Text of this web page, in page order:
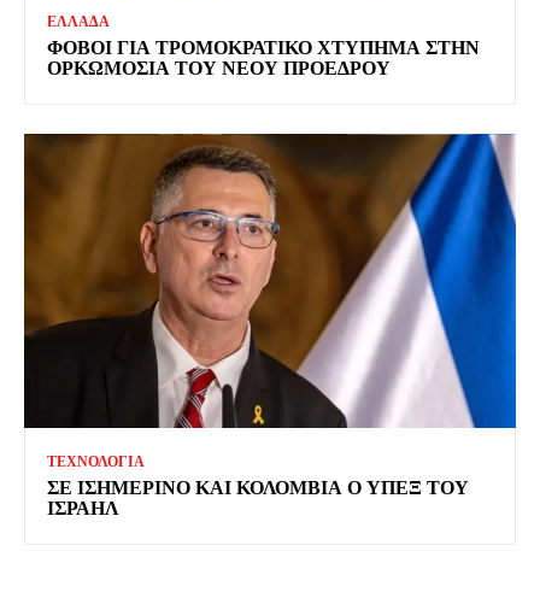
ΕΛΛΑΔΑ
ΦΟΒΟΙ ΓΙΑ ΤΡΟΜΟΚΡΑΤΙΚΟ ΧΤΥΠΗΜΑ ΣΤΗΝ
ΟΡΚΩΜΟΣΙΑ ΤΟΥ ΝΕΟΥ ΠΡΟΕΔΡΟΥ
ΤΕΧΝΟΛΟΓΙΑ
ΣΕ ΙΣΗΜΕΡΙΝΟ ΚΑΙ ΚΟΛΟΜΒΙΑ Ο ΥΠΕΞ ΤΟΥ
ΙΣΡΑΗΛ